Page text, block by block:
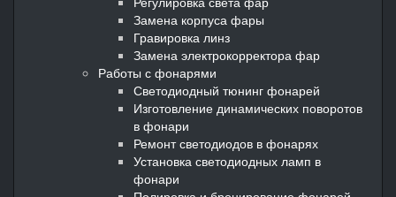
Замена корпуса фары
Гравировка линз
Замена электрокорректора фар
Работы с фонарями
Светодиодный тюнинг фонарей
Изготовление динамических поворотов
в фонари
Ремонт светодиодов в фонарях
Установка светодиодных ламп в
фонари